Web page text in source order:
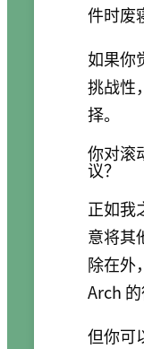
件时废
如果你
挑战性
择。
你对滚
议？
正如我
意将其
除在外
Arch 的
但你可